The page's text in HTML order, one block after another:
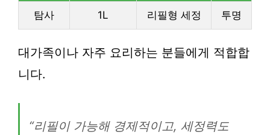
탐사 1L 리필형 세정 투명
대가족이나 자주 요리하는 분들에게 적합합
니다.
“리필이 가능해 경제적이고, 세정력도